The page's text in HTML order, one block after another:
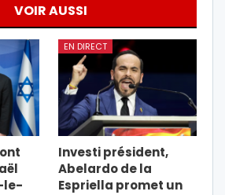
VOIR AUSSI
le-
EN DIRECT
Investi président,
Abelardo de la
Espriella promet un